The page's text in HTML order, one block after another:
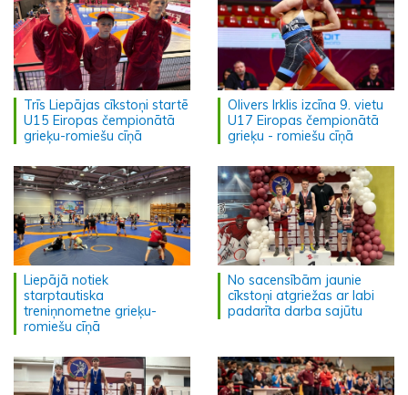
Trīs Liepājas cīkstoņi startē
U15 Eiropas čempionātā
grieķu-romiešu cīņā
Olivers Irklis izcīna 9. vietu
U17 Eiropas čempionātā
grieķu - romiešu cīņā
Liepājā notiek
starptautiska
treniņnometne grieķu-
romiešu cīņā
No sacensībām jaunie
cīkstoņi atgriežas ar labi
padarīta darba sajūtu